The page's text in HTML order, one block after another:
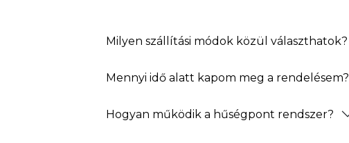
Milyen szállítási módok közül választhatok?
Mennyi idő alatt kapom meg a rendelésem?
Hogyan működik a hűségpont rendszer?